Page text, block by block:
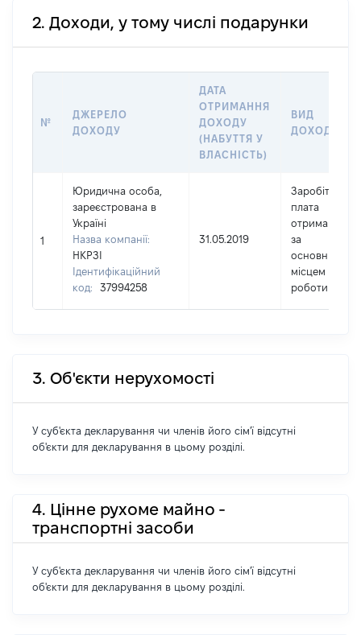
2. Доходи, у тому числі подарунки
№
ДЖЕРЕЛО
ДОХОДУ
ДАТА
ОТРИМАННЯ
ДОХОДУ
(НАБУТТЯ У
ВЛАСНІСТЬ)
ВИД
ДОХОДУ
1
Юридична особа,
зареєстрована в
Україні
Назва компанії:
НКРЗІ
Ідентифікаційний
код:
37994258
31.05.2019
Заробітна
плата
отримана
за
основним
місцем
роботи
3. Об'єкти нерухомості
У суб'єкта декларування чи членів його сім'ї відсутні
об'єкти для декларування в цьому розділі.
4. Цінне рухоме майно -
транспортні засоби
У суб'єкта декларування чи членів його сім'ї відсутні
об'єкти для декларування в цьому розділі.